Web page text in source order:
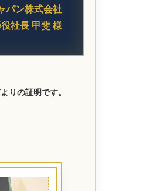
パン株式会社
社長 甲斐 様
りの証明です。